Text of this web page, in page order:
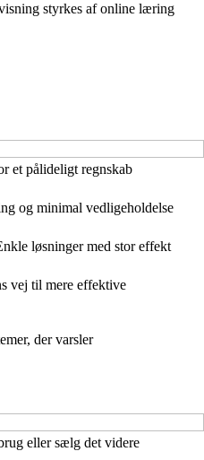
styrkes af online læring
et pålideligt regnskab
og minimal vedligeholdelse
løsninger med stor effekt
vej til mere effektive
der varsler
eller sælg det videre